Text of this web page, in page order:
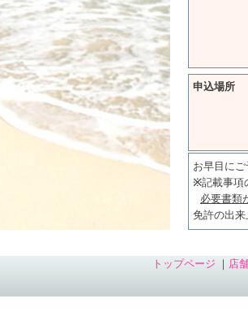
申込場所
お早目に
※記載事項
必要書類
免許の出
トップページ ｜ 店